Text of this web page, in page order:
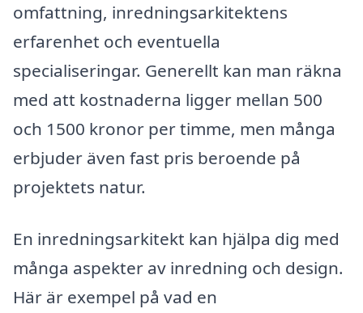
omfattning, inredningsarkitektens
erfarenhet och eventuella
specialiseringar. Generellt kan man räkna
med att kostnaderna ligger mellan 500
och 1500 kronor per timme, men många
erbjuder även fast pris beroende på
projektets natur.
En inredningsarkitekt kan hjälpa dig med
många aspekter av inredning och design.
Här är exempel på vad en